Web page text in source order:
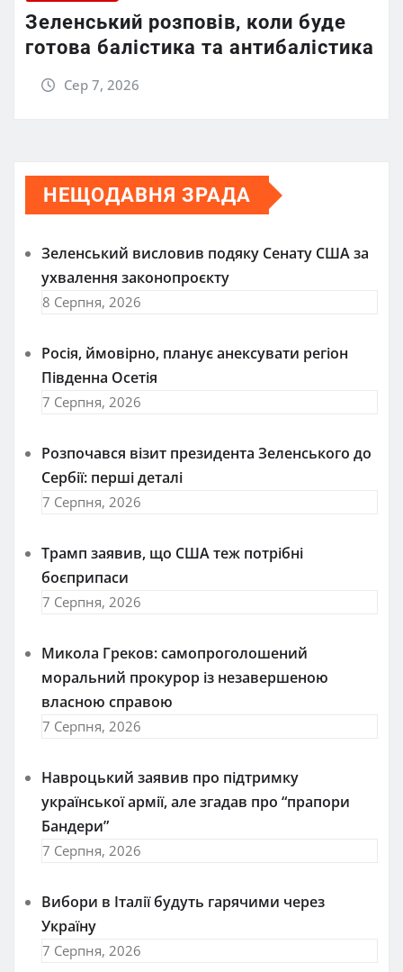
Зеленський розповів, коли буде
готова балістика та антибалістика
Сер 7, 2026
НЕЩОДАВНЯ ЗРАДА
Зеленський висловив подяку Сенату США за
ухвалення законопроєкту
8 Серпня, 2026
Росія, ймовірно, планує анексувати регіон
Південна Осетія
7 Серпня, 2026
Розпочався візит президента Зеленського до
Сербії: перші деталі
7 Серпня, 2026
Трамп заявив, що США теж потрібні
боєприпаси
7 Серпня, 2026
Микола Греков: самопроголошений
моральний прокурор із незавершеною
власною справою
7 Серпня, 2026
Навроцький заявив про підтримку
української армії, але згадав про “прапори
Бандери”
7 Серпня, 2026
Вибори в Італії будуть гарячими через
Україну
7 Серпня, 2026